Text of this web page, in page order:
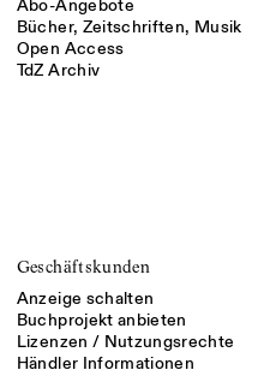
Abo-Angebote
Bücher, Zeitschriften, Musik
Open Access
TdZ Archiv
Geschäftskunden
Anzeige schalten
Buchprojekt anbieten
Lizenzen / Nutzungsrechte
Händler Informationen